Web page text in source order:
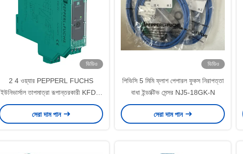
ভিডিও
2 4 ওয়্যার PEPPERL FUCHS
ইউনিভার্সাল তাপমাত্রা রূপান্তরকারী KFD2-
UT2-1 সিঙ্ক সোর্স মোড
সেরা দাম পান
ভিডিও
পিভিসি 5 মিমি ফ্লাশ পেপারল ফুকস নিরাপত্তা
বাধা ইন্ডাক্টিভ সেন্সর NJ5-18GK-N
সেরা দাম পান